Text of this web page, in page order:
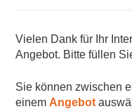
Vielen Dank für Ihr
Angebot. Bitte füllen
Sie können zwischen
einem Angebot